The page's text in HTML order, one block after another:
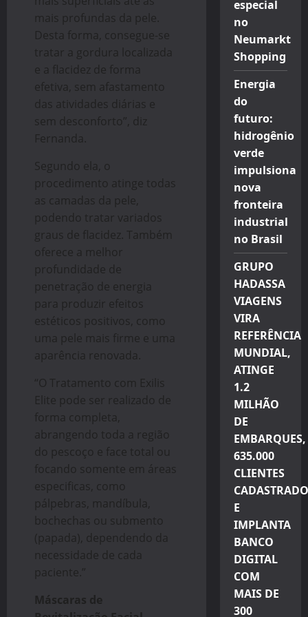
mais profundas da pele.
Desta forma, consegue-se
tratar a gordura localizada
e a flacidez de forma
efetiva, sem afastamento
das atividades diárias e
sem desconforto”, diz
Fernanda.
Segundo ela, o
procedimento atinge todas
as camadas da pele,
podendo tratar variados
graus de flacidez. Também
oferece a melhor
profundidade de
penetração de energia
para produzir efeitos
estéticos positivos, como
uma pele mais firme e uma
aparência renovada.
“O Tratamento com Exilis
Elite pode ser realizado de
forma completa,
abrangendo toda a região
do pescoço e face total ou
focando somente em áreas
especificas, como
pálpebras, mandíbula,
bochechas ou submento
(papada), dependendo da
necessidade de cada
paciente.”
Máscaras de
especial
no
Neumarkt
Shopping
Energia
do
futuro:
hidrogênio
verde
impulsiona
nova
fronteira
industrial
no Brasil
GRUPO
HADASSA
VIAGENS
VIRA
REFERÊNCIA
MUNDIAL,
ATINGE
1.2
MILHÃO
DE
EMBARQUES,
635.000
CLIENTES
E
IMPLANTA
BANCO
DIGITAL
COM
MAIS DE
300